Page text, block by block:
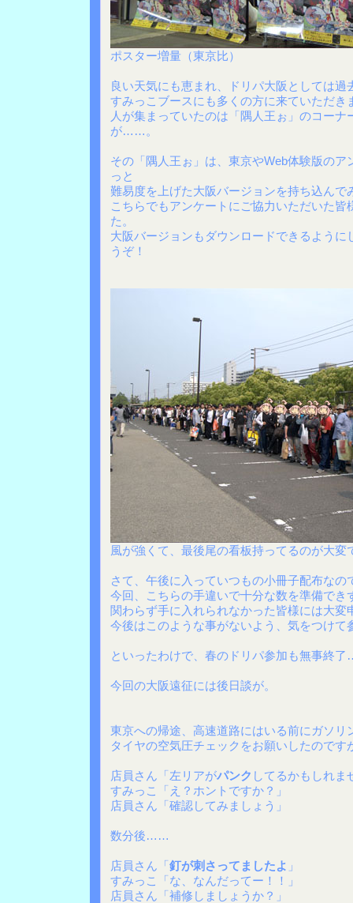
ポスター増量（東京比）
良い天気にも恵まれ、ドリパ大阪としては
すみっこブースにも多くの方に来ていただき
人が集まっていたのは「隅人王ぉ」のコーナ
が……。
その「隅人王ぉ」は、東京やWeb体験版のア
っと
難易度を上げた大阪バージョンを持ち込んで
こちらでもアンケートにご協力いただいた皆
た。
大阪バージョンもダウンロードできるように
うぞ！
風が強くて、最後尾の看板持ってるのが大変
さて、午後に入っていつもの小冊子配布な
今回、こちらの手違いで十分な数を準備でき
関わらず手に入れられなかった皆様には大変
今後はこのような事がないよう、気をつけて
といったわけで、春のドリパ参加も無事終
今回の大阪遠征には後日談が。
東京への帰途、高速道路にはいる前にガソリ
タイヤの空気圧チェックをお願いしたので
店員さん「左リアがパンク してるかもしれま
すみっこ「え？ホントですか？」
店員さん「確認してみましょう」
数分後……
店員さん「釘が刺さってましたよ 」
すみっこ「な、なんだってー！！」
店員さん「補修しましょうか？」